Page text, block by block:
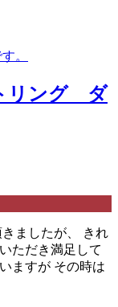
リング ダ
ましたが、 きれ
ただき満足して
ますが その時は